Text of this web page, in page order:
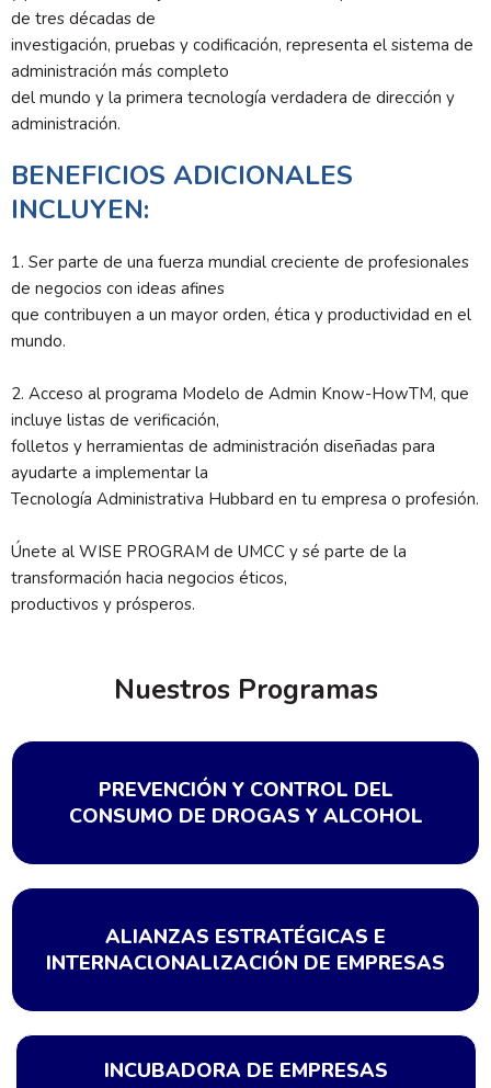
de tres décadas de
investigación, pruebas y codificación, representa el sistema de
administración más completo
del mundo y la primera tecnología verdadera de dirección y
administración.
BENEFICIOS ADICIONALES
INCLUYEN:
1. Ser parte de una fuerza mundial creciente de profesionales
de negocios con ideas afines
que contribuyen a un mayor orden, ética y productividad en el
mundo.
2. Acceso al programa Modelo de Admin Know-HowTM, que
incluye listas de verificación,
folletos y herramientas de administración diseñadas para
ayudarte a implementar la
Tecnología Administrativa Hubbard en tu empresa o profesión.
Únete al WISE PROGRAM de UMCC y sé parte de la
transformación hacia negocios éticos,
productivos y prósperos.
Nuestros Programas
PREVENCIÓN Y CONTROL DEL
CONSUMO DE DROGAS Y ALCOHOL
ALIANZAS ESTRATÉGICAS E
INTERNAClONALlZACIÓN DE EMPRESAS
INCUBADORA DE EMPRESAS